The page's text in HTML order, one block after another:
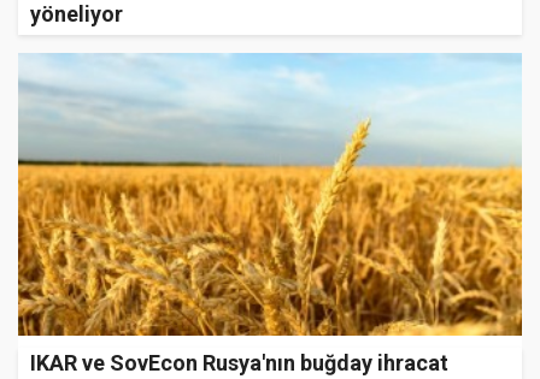
yöneliyor
IKAR ve SovEcon Rusya'nın buğday ihracat